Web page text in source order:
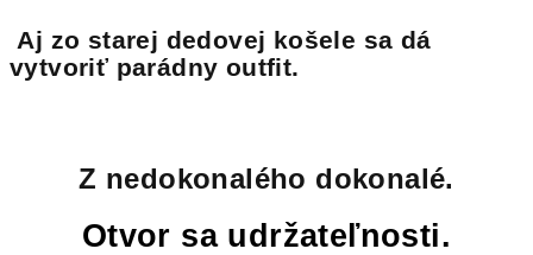
Aj zo starej dedovej košele sa dá
vytvoriť parádny outfit.
Z nedokonalého dokonalé.
Otvor sa udržateľnosti.